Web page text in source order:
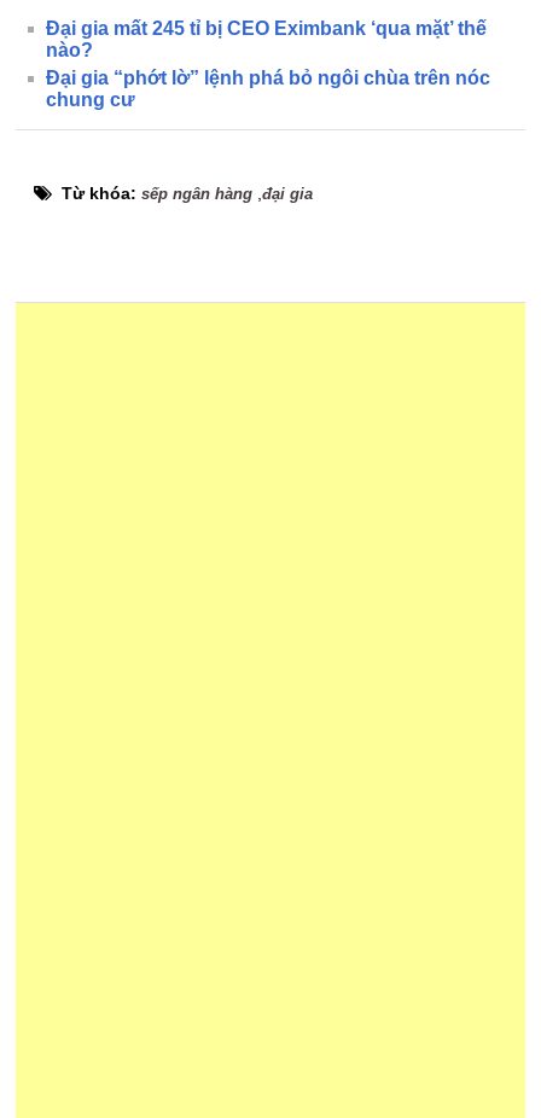
Đại gia mất 245 tỉ bị CEO Eximbank ‘qua mặt’ thế
nào?
Đại gia “phớt lờ” lệnh phá bỏ ngôi chùa trên nóc
chung cư
Từ khóa:sếp ngân hàng ,đại gia